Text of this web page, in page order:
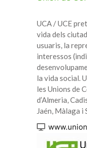
UCA / UCE
vida dels
usuaris, la
interessos
la vida social.
les Unions de
d’Almeria,
Jaén, Màlaga i